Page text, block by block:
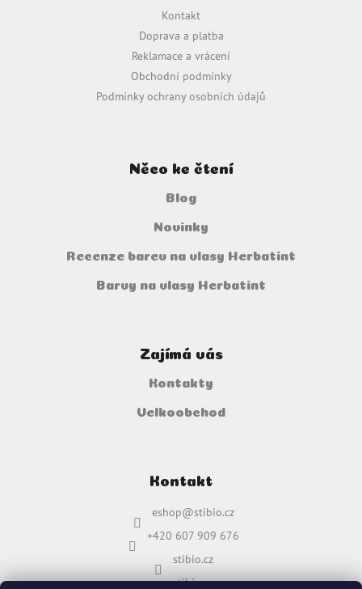
k
v
ý
s
Kontakt
Doprava a platba
Reklamace a vrácení
Obchodní podmínky
Podmínky ochrany osobních údajů
Něco ke čtení
Blog
Novinky
Recenze barev na vlasy Herbatint
Barvy na vlasy Herbatint
Zajímá vás
Kontakty
Velkoobchod
Kontakt
eshop@stibio.cz
+420 607 909 676
stibio.cz
stibio.cz